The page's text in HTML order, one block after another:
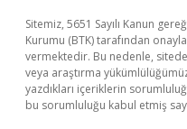
Sitemiz, 5651 Sayılı Kanun
Kurumu (BTK) tarafından
vermektedir. Bu nedenle,
veya araştırma
yazdıkları içeriklerin
bu sorumluluğu kabul etmiş